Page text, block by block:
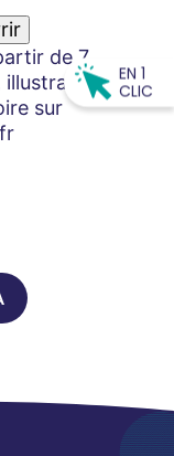
de 7
illustratrice
sur
EN 1
CLIC